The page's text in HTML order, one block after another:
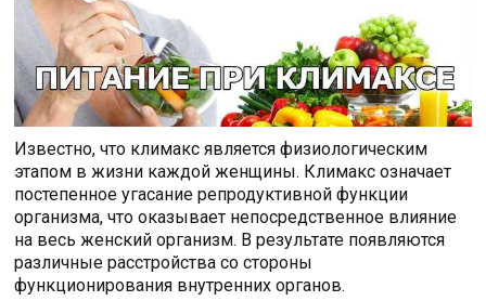
Известно, что климакс является физиологическим
этапом в жизни каждой женщины. Климакс означает
постепенное угасание репродуктивной функции
организма, что оказывает непосредственное влияние
на весь женский организм. В результате появляются
различные расстройства со стороны
функционирования внутренних органов.